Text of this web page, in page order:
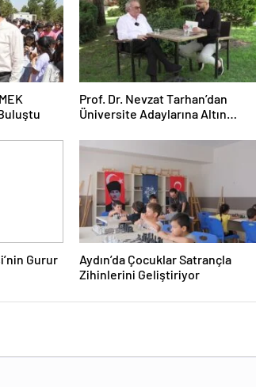
Prof. Dr. Nevzat Tarhan’dan
Üniversite Adaylarına Altın
Gurur
Aydın’da Çocuklar Satrançla
Zihinlerini Geliştiriyor